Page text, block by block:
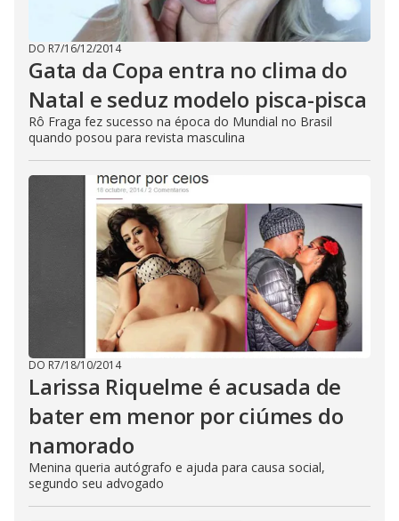
DO R7/16/12/2014
Gata da Copa entra no clima do
Natal e seduz modelo pisca-pisca
Rô Fraga fez sucesso na época do Mundial no Brasil
quando posou para revista masculina
DO R7/18/10/2014
Larissa Riquelme é acusada de
bater em menor por ciúmes do
namorado
Menina queria autógrafo e ajuda para causa social,
segundo seu advogado